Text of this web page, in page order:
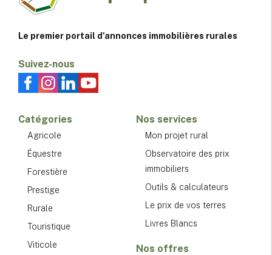
Le premier portail d'annonces immobilières rurales
Suivez-nous
Catégories
Agricole
Équestre
Forestière
Prestige
Rurale
Touristique
Viticole
Nos services
Mon projet rural
Observatoire des prix
immobiliers
Outils & calculateurs
Le prix de vos terres
Livres Blancs
Nos offres